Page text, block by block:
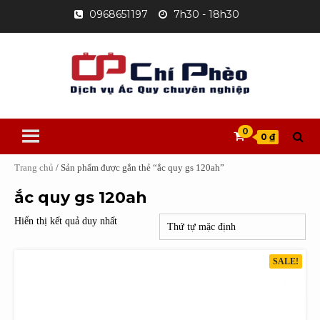
content
0968651197 7h30 - 18h30
0
0 ₫
Trang chủ / Sản phẩm được gắn thẻ “ắc quy gs 120ah”
ắc quy gs 120ah
Hiển thị kết quả duy nhất
SALE!